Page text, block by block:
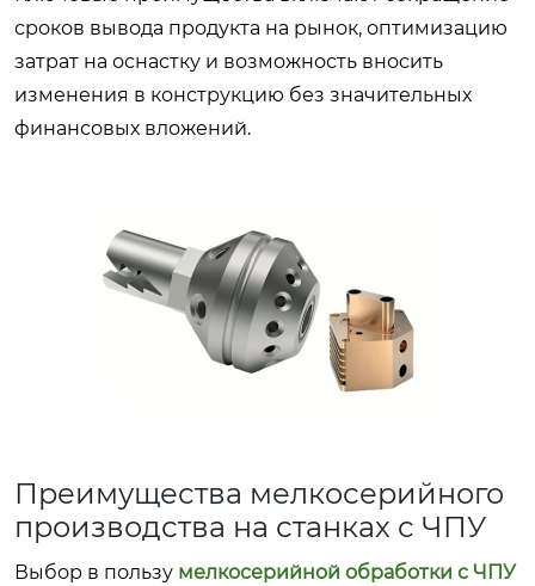
сроков вывода продукта на рынок, оптимизацию
затрат на оснастку и возможность вносить
изменения в конструкцию без значительных
финансовых вложений.
Преимущества мелкосерийного
производства на станках с ЧПУ
Выбор в пользу мелкосерийной обработки с ЧПУ